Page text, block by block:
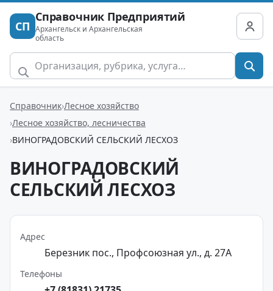
СП
Справочник Предприятий
Архангельск и Архангельская
область
Справочник Лесное хозяйство
Лесное хозяйство, лесничества
ВИНОГРАДОВСКИЙ СЕЛЬСКИЙ ЛЕСХОЗ
ВИНОГРАДОВСКИЙ
СЕЛЬСКИЙ ЛЕСХОЗ
Адрес
Березник пос., Профсоюзная ул., д. 27А
Телефоны